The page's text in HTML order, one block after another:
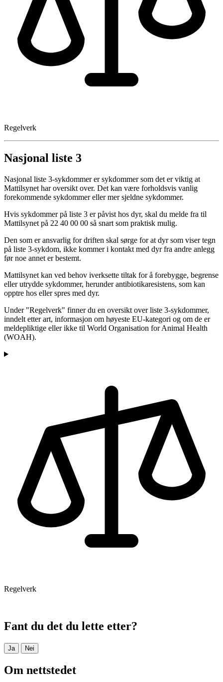
Regelverk
Nasjonal liste 3
Nasjonal liste 3-sykdommer er sykdommer som det er viktig at
Mattilsynet har oversikt over. Det kan være forholdsvis vanlig
forekommende sykdommer eller mer sjeldne sykdommer.
Hvis sykdommer på liste 3 er påvist hos dyr, skal du melde fra til
Mattilsynet på 22 40 00 00 så snart som praktisk mulig.
Den som er ansvarlig for driften skal sørge for at dyr som viser tegn
på liste 3-sykdom, ikke kommer i kontakt med dyr fra andre anlegg
før noe annet er bestemt.
Mattilsynet kan ved behov iverksette tiltak for å forebygge, begrense
eller utrydde sykdommer, herunder antibiotikaresistens, som kan
opptre hos eller spres med dyr.
Under "Regelverk" finner du en oversikt over liste 3-sykdommer,
inndelt etter art, informasjon om høyeste EU-kategori og om de er
meldepliktige eller ikke til World Organisation for Animal Health
(WOAH).
Regelverk
Fant du det du lette etter?
Ja Nei
Om nettstedet